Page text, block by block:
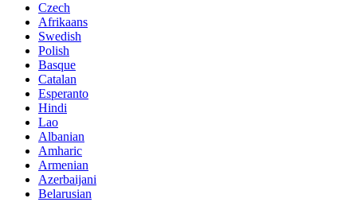
Czech
Afrikaans
Swedish
Polish
Basque
Catalan
Esperanto
Hindi
Lao
Albanian
Amharic
Armenian
Azerbaijani
Belarusian